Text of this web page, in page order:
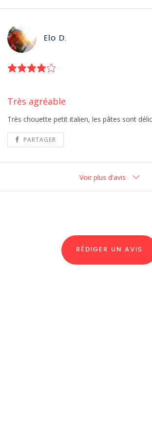
Elo D.
Très agréable
Très chouette petit italien, les pâtes sont
PARTAGER
Voir plus d'avis
RÉDIGER UN AVIS